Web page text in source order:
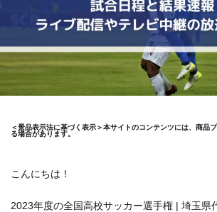
＜景品表示法に基づく表示＞本サイトのコンテンツには、商品
る場合があります。
こんにちは！
2023年度の全国高校サッカー選手権 | 埼玉県